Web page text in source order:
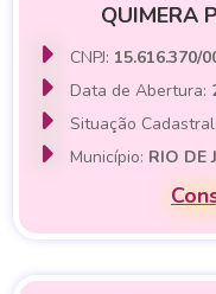
QUIMERA
CNPJ: 15.616.370/
Data de Abertura:
Situação
Município: RIO DE